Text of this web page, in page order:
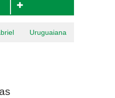
Uruguaiana